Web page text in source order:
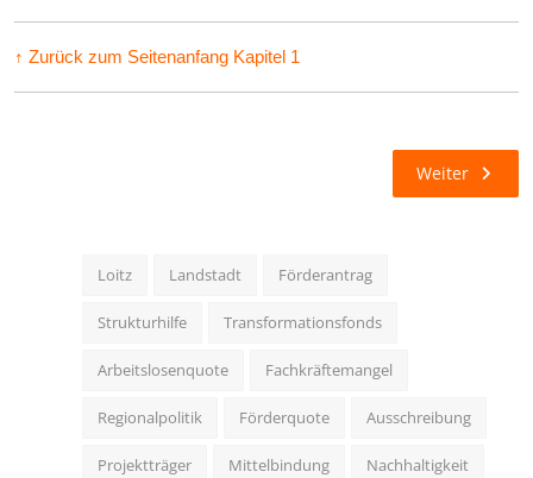
↑ Zurück zum Seitenanfang Kapitel 1
Weiter
Loitz Landstadt Förderantrag
Strukturhilfe Transformationsfonds
Arbeitslosenquote Fachkräftemangel
Regionalpolitik Förderquote Ausschreibung
Projektträger Mittelbindung Nachhaltigkeit